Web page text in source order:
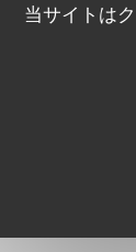
当サイトは
, le couple
écoute. Les plats